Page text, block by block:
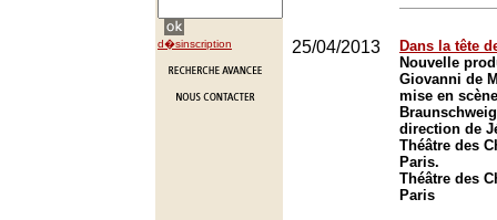
d�sinscription 25/04/2013
Dans la tête
Nouvelle
Giovanni de
mise en
direction de
Théâtre des
Paris.
Théâtre des
Paris